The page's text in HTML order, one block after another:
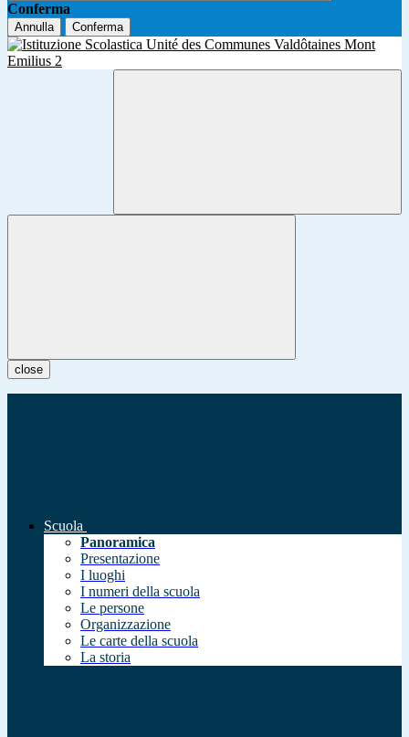
Conferma
Annulla Conferma
close
Scuola
Panoramica
Presentazione
I luoghi
I numeri della scuola
Le persone
Organizzazione
Le carte della scuola
La storia